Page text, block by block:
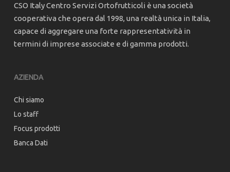
CSO Italy Centro Servizi Ortofrutticoli è una società
cooperativa che opera dal 1998, una realtà unica in Italia,
capace di aggregare una forte rappresentatività in
termini di imprese associate e di gamma prodotti.
AZIENDA
Chi siamo
Lo staff
Focus prodotti
Banca Dati